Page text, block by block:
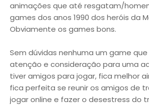
animações que até resgatam/
games dos anos 1990 dos heróis da
Obviamente os games bons.
Sem dúvidas nenhuma um game
atenção e consideração para uma
tiver amigos para jogar, fica melhor
fica perfeita se reunir os amigos de
jogar online e fazer o desestress do